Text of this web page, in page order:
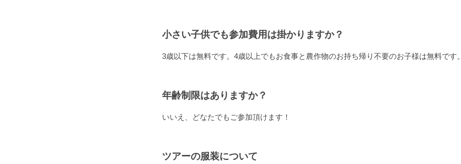
小さい子供でも参加費用は掛かりますか？
3歳以下は無料です。4歳以上でもお食事と農作物のお持ち帰り不要のお子様は無料です。
年齢制限はありますか？
いいえ、どなたでもご参加頂けます！
ツアーの服装について